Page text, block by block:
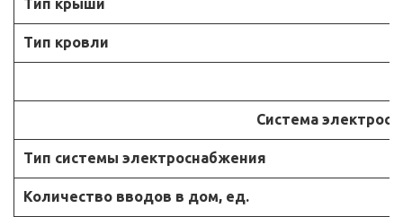
Тип крыши
Тип кровли
Система
Тип системы электроснабжения
Количество вводов в дом, ед.